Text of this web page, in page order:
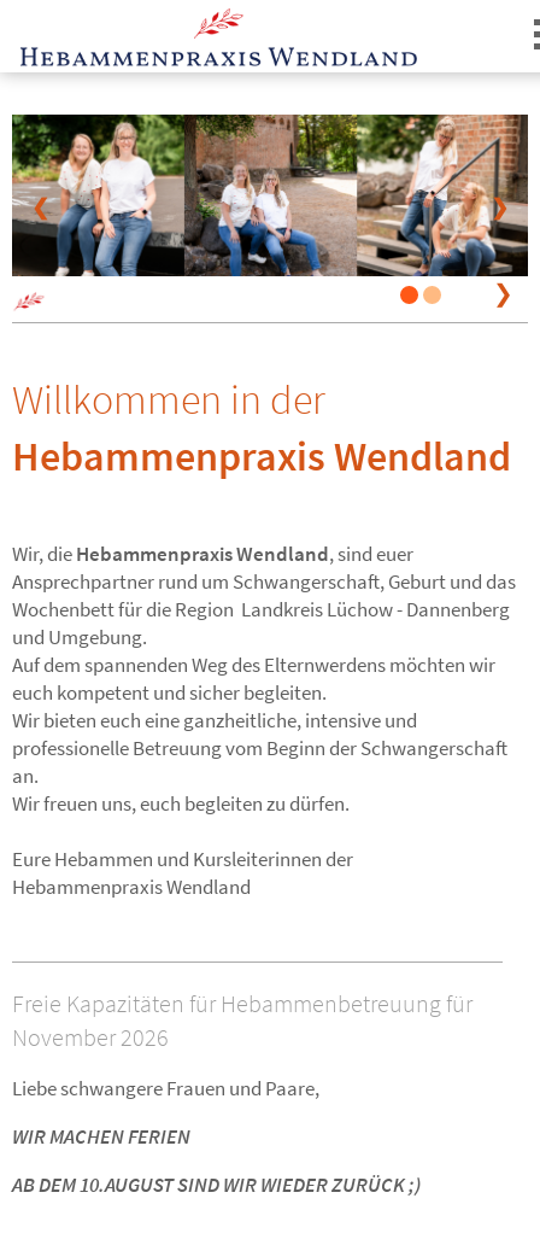
Login
❯
❮ ❯
Willkommen in der
Hebammenpraxis Wendland
Wir, dieHebammenpraxis Wendland, sind euer
Ansprechpartner rund um Schwangerschaft, Geburt und das
Wochenbett für die Region Landkreis Lüchow - Dannenberg
und Umgebung.
Auf dem spannenden Weg des Elternwerdens möchten wir
euch kompetent und sicher begleiten.
Wir bieten euch eine ganzheitliche, intensive und
professionelle Betreuung vom Beginn der Schwangerschaft
an.
Wir freuen uns, euch begleiten zu dürfen.
Eure Hebammen und Kursleiterinnen der
Hebammenpraxis Wendland
Freie Kapazitäten für Hebammenbetreuung für
November 2026
Liebe schwangere Frauen und Paare,
WIR MACHEN FERIEN
AB DEM 10.AUGUST SIND WIR WIEDER ZURÜCK ;)